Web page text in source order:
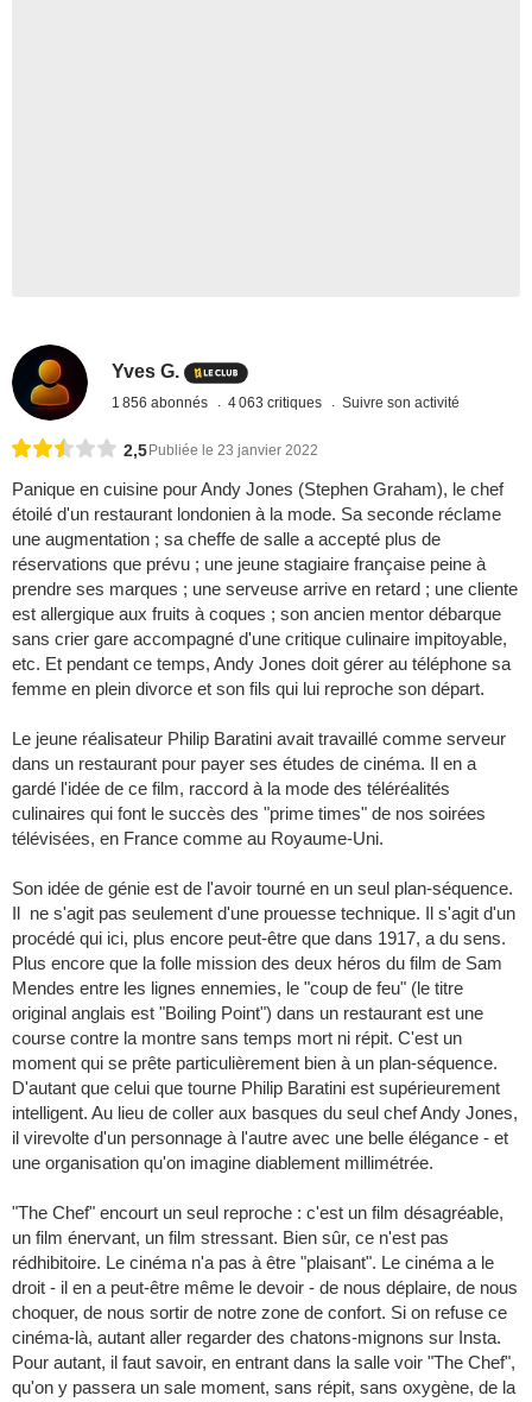
Yves G.
1 856 abonnés 4 063 critiques Suivre son activité
2,5 Publiée le 23 janvier 2022
Panique en cuisine pour Andy Jones (Stephen Graham), le chef
étoilé d'un restaurant londonien à la mode. Sa seconde réclame
une augmentation ; sa cheffe de salle a accepté plus de
réservations que prévu ; une jeune stagiaire française peine à
prendre ses marques ; une serveuse arrive en retard ; une cliente
est allergique aux fruits à coques ; son ancien mentor débarque
sans crier gare accompagné d'une critique culinaire impitoyable,
etc. Et pendant ce temps, Andy Jones doit gérer au téléphone sa
femme en plein divorce et son fils qui lui reproche son départ.
Le jeune réalisateur Philip Baratini avait travaillé comme serveur
dans un restaurant pour payer ses études de cinéma. Il en a
gardé l'idée de ce film, raccord à la mode des téléréalités
culinaires qui font le succès des "prime times" de nos soirées
télévisées, en France comme au Royaume-Uni.
Son idée de génie est de l'avoir tourné en un seul plan-séquence.
Il ne s'agit pas seulement d'une prouesse technique. Il s'agit d'un
procédé qui ici, plus encore peut-être que dans 1917, a du sens.
Plus encore que la folle mission des deux héros du film de Sam
Mendes entre les lignes ennemies, le "coup de feu" (le titre
original anglais est "Boiling Point") dans un restaurant est une
course contre la montre sans temps mort ni répit. C'est un
moment qui se prête particulièrement bien à un plan-séquence.
D'autant que celui que tourne Philip Baratini est supérieurement
intelligent. Au lieu de coller aux basques du seul chef Andy Jones,
il virevolte d'un personnage à l'autre avec une belle élégance - et
une organisation qu'on imagine diablement millimétrée.
"The Chef" encourt un seul reproche : c'est un film désagréable,
un film énervant, un film stressant. Bien sûr, ce n'est pas
rédhibitoire. Le cinéma n'a pas à être "plaisant". Le cinéma a le
droit - il en a peut-être même le devoir - de nous déplaire, de nous
choquer, de nous sortir de notre zone de confort. Si on refuse ce
cinéma-là, autant aller regarder des chatons-mignons sur Insta.
Pour autant, il faut savoir, en entrant dans la salle voir "The Chef",
qu'on y passera un sale moment, sans répit, sans oxygène, de la